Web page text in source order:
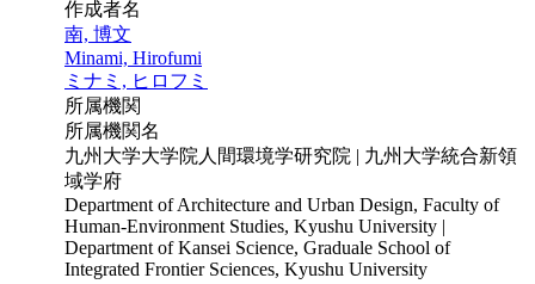
作成者名
南, 博文
Minami, Hirofumi
ミナミ, ヒロフミ
所属機関
所属機関名
九州大学大学院人間環境学研究院 | 九州大学統合新領
域学府
Department of Architecture and Urban Design, Faculty of
Human-Environment Studies, Kyushu University |
Department of Kansei Science, Graduale School of
Integrated Frontier Sciences, Kyushu University